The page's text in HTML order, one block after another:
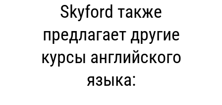
Skyford также
предлагает другие
курсы английского
языка: